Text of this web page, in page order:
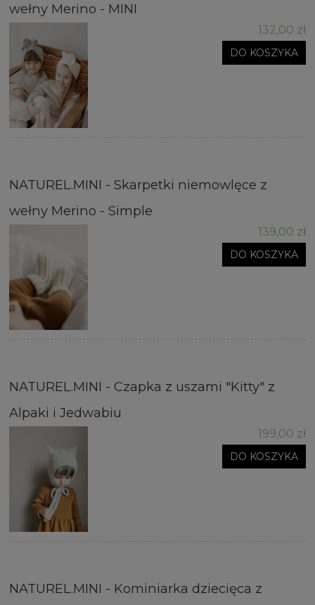
wełny Merino - MINI
132,00 zł
DO KOSZYKA
NATUREL.MINI - Skarpetki niemowlęce z
wełny Merino - Simple
139,00 zł
DO KOSZYKA
NATUREL.MINI - Czapka z uszami "Kitty" z
Alpaki i Jedwabiu
199,00 zł
DO KOSZYKA
NATUREL.MINI - Kominiarka dziecięca z